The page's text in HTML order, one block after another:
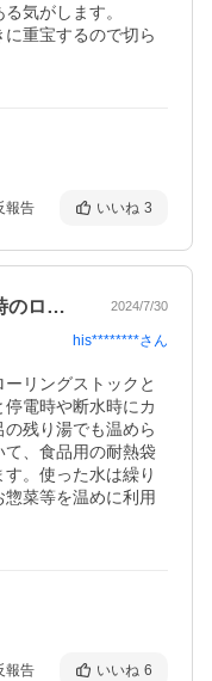
気がします。
重宝するので切ら
報告 いいね 3
私には量が多いのですが、災害時のローリ… 2024/7/30
his********さん
リングストックと
電時や断水時にカ
残り湯でも温めら
、食品用の耐熱袋
。使った水は繰り
菜等を温めに利用
報告 いいね 6